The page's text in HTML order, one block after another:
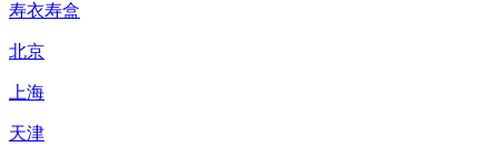
寿衣寿盒
北京
上海
天津